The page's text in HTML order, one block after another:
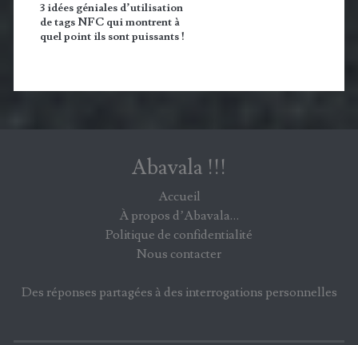
3 idées géniales d’utilisation
de tags NFC qui montrent à
quel point ils sont puissants !
Abavala !!!
Accueil
À propos d’Abavala…
Politique de confidentialité
Nous contacter
Des réponses partagées à des interrogations personnelles